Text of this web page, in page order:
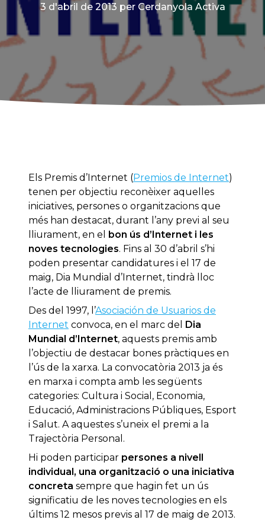
3 d'abril de 2013 per Cerdanyola Activa
Els Premis d’Internet (Premios de Internet)
tenen per objectiu reconèixer aquelles
iniciatives, persones o organitzacions que
més han destacat, durant l’any previ al seu
lliurament, en el bon ús d’Internet i les
noves tecnologies. Fins al 30 d’abril s’hi
poden presentar candidatures i el 17 de
maig, Dia Mundial d’Internet, tindrà lloc
l’acte de lliurament de premis.
Des del 1997, l’Asociación de Usuarios de
Internet convoca, en el marc del Dia
Mundial d’Internet, aquests premis amb
l’objectiu de destacar bones pràctiques en
l’ús de la xarxa. La convocatòria 2013 ja és
en marxa i compta amb les següents
categories: Cultura i Social, Economia,
Educació, Administracions Públiques, Esport
i Salut. A aquestes s’uneix el premi a la
Trajectòria Personal.
Hi poden participar persones a nivell
individual, una organització o una iniciativa
concreta sempre que hagin fet un ús
significatiu de les noves tecnologies en els
últims 12 mesos previs al 17 de maig de 2013.